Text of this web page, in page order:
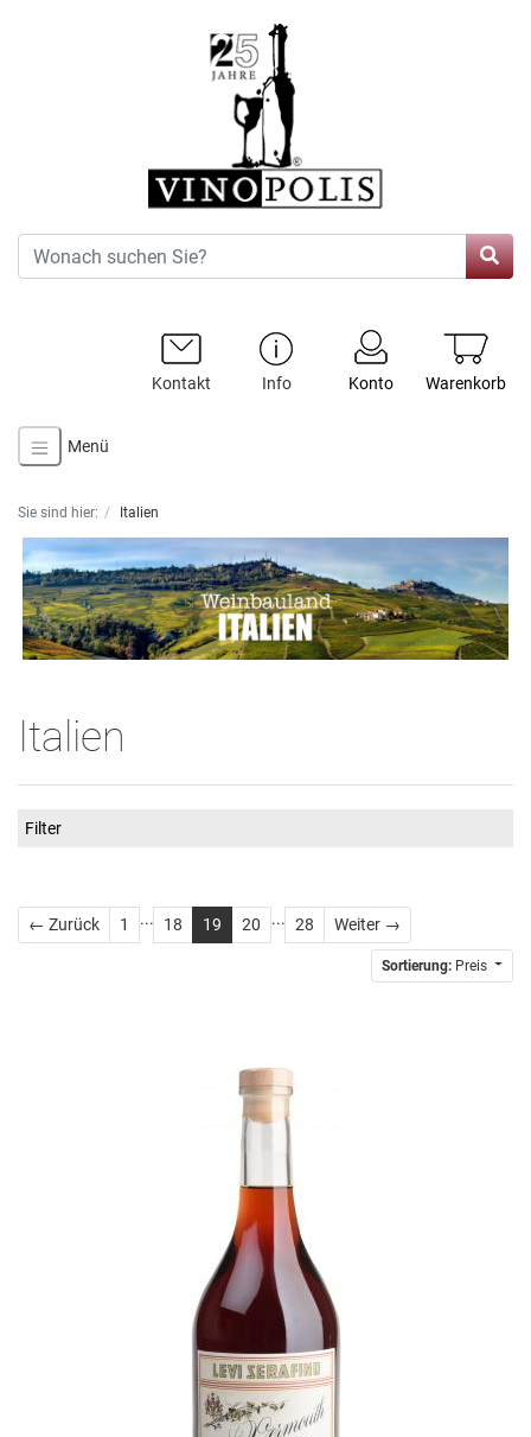
Warenkorb
Konto
Info
Kontakt
Menü
Sie sind hier: Italien
Italien
Filter
← ZurückZurück
1 ... 18 19 20 ... 28 Weiter →
Sortierung: Preis